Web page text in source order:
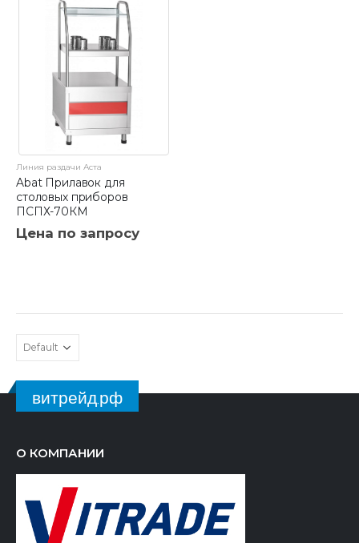
Линия раздачи Аста
Abat Прилавок для
столовых приборов
ПСПХ-70КМ
Цена по запросу
витрейд.рф
О КОМПАНИИ